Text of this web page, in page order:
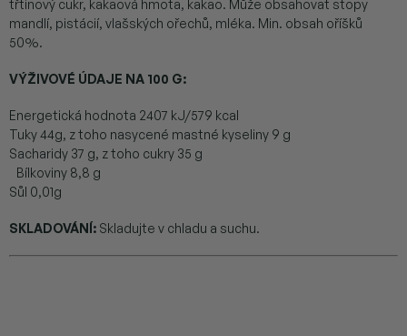
třtinový cukr, kakaová hmota, kakao. Může obsahovat stopy
mandlí, pistácií, vlašských ořechů, mléka. Min. obsah oříšků
50%.
VÝŽIVOVÉ ÚDAJE NA 100 G:
Energetická hodnota 2407 kJ/579 kcal
Tuky 44g, z toho nasycené mastné kyseliny 9 g
Sacharidy 37 g, z toho cukry 35 g
Bílkoviny 8,8 g
Sůl 0,01g
SKLADOVÁNÍ: Skladujte v chladu a suchu.